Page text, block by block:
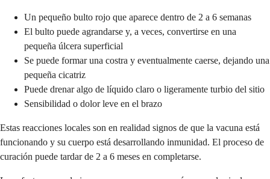
Un pequeño bulto rojo que aparece dentro de 2 a 6 semanas
El bulto puede agrandarse y, a veces, convertirse en una
pequeña úlcera superficial
Se puede formar una costra y eventualmente caerse, dejando una
pequeña cicatriz
Puede drenar algo de líquido claro o ligeramente turbio del sitio
Sensibilidad o dolor leve en el brazo
Estas reacciones locales son en realidad signos de que la vacuna está
funcionando y su cuerpo está desarrollando inmunidad. El proceso de
curación puede tardar de 2 a 6 meses en completarse.